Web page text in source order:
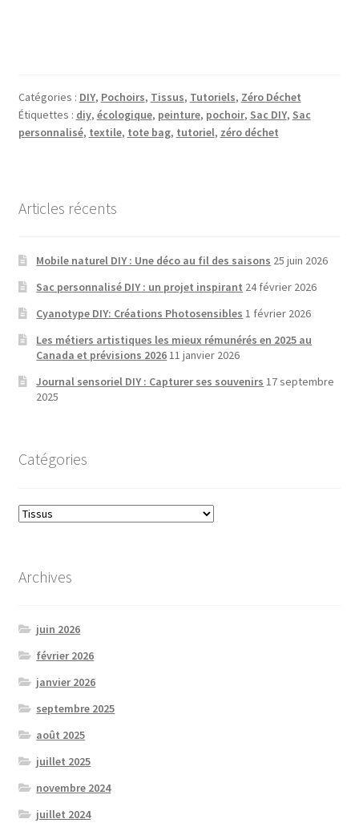
Catégories : DIY, Pochoirs, Tissus, Tutoriels, Zéro Déchet
Étiquettes : diy, écologique, peinture, pochoir, Sac DIY, Sac
personnalisé, textile, tote bag, tutoriel, zéro déchet
Articles récents
Mobile naturel DIY : Une déco au fil des saisons 25 juin 2026
Sac personnalisé DIY : un projet inspirant 24 février 2026
Cyanotype DIY: Créations Photosensibles 1 février 2026
Les métiers artistiques les mieux rémunérés en 2025 au
Canada et prévisions 202611 janvier 2026
Journal sensoriel DIY : Capturer ses souvenirs 17 septembre
2025
Catégories
Catégories
Archives
juin 2026
février 2026
janvier 2026
septembre 2025
août 2025
juillet 2025
novembre 2024
juillet 2024